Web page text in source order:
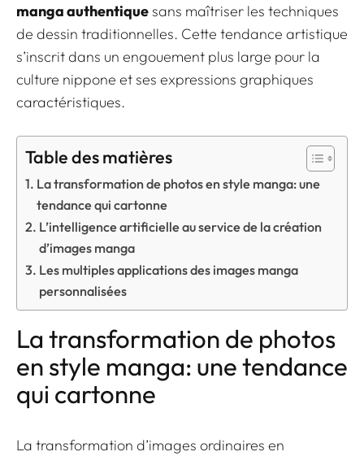
manga authentiquesans maîtriser les techniques
de dessin traditionnelles. Cette tendance artistique
s’inscrit dans un engouement plus large pour la
culture nippone et ses expressions graphiques
caractéristiques.
Table des matières
La transformation de photos en style manga: une
tendance qui cartonne
L’intelligence artificielle au service de la création
d’images manga
Les multiples applications des images manga
personnalisées
La transformation de photos
en style manga: une tendance
qui cartonne
La transformation d’images ordinaires en